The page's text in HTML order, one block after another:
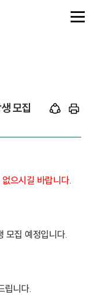
모집
없으시길 바랍니다.
모집 예정입니다.
립니다.